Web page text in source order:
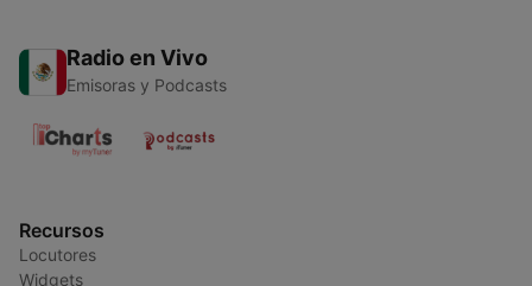
Radio en Vivo
Emisoras y Podcasts
Recursos
Locutores
Widgets